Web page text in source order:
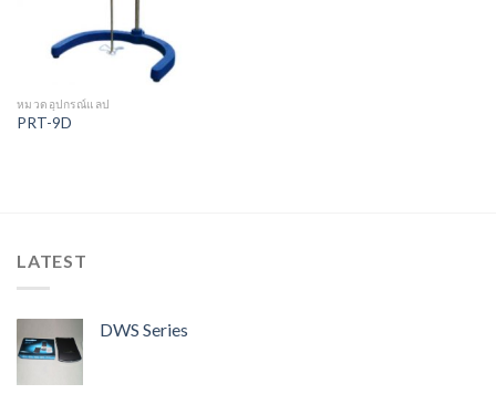
หมวดอุปกรณ์แลป
PRT-9D
LATEST
DWS Series